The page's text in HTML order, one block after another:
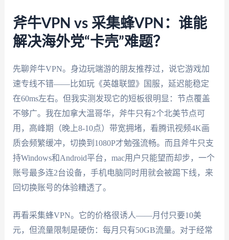
斧牛VPN vs 采集蜂VPN：谁能
解决海外党“卡壳”难题？
先聊斧牛VPN。身边玩端游的朋友推荐过，说它游戏加
速专线不错——比如玩《英雄联盟》国服，延迟能稳定
在60ms左右。但我实测发现它的短板很明显：节点覆盖
不够广。我在加拿大温哥华，斧牛只有2个北美节点可
用，高峰期（晚上8-10点）带宽拥堵，看腾讯视频4K画
质会频繁缓冲，切换到1080P才勉强流畅。而且斧牛只支
持Windows和Android平台，mac用户只能望而却步，一个
账号最多连2台设备，手机电脑同时用就会被踢下线，来
回切换账号的体验糟透了。
再看采集蜂VPN。它的价格很诱人——月付只要10美
元，但流量限制是硬伤：每月只有50GB流量。对于经常